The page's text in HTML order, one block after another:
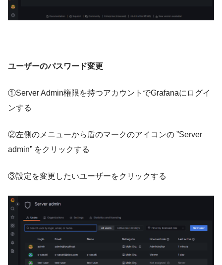
ユーザーのパスワード変更
①Server Admin権限を持つアカウントでGrafanaにログイ
ンする
②左側のメニューから盾のマークのアイコンの ”Server
admin” をクリックする
③設定を変更したいユーザーをクリックする